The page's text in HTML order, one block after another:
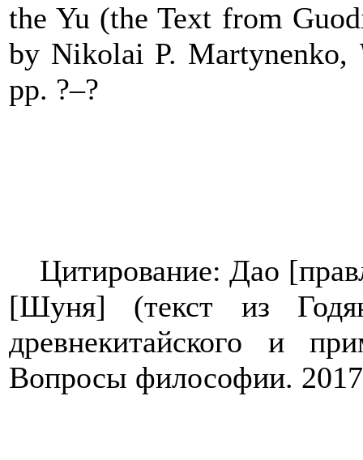
the Yu (the Text from
by Nikolai P. Martynenko,
pp. ?–?
Цитирование: Дао
[Шуня] (текст из
древнекитайского и
Вопросы философии.